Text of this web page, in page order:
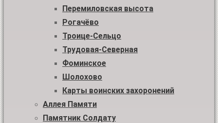
Перемиловская высота
Рогачёво
Троице-Сельцо
Трудовая-Северная
Фоминское
Шолохово
Карты воинских захоронений
Аллея Памяти
Памятник Солдату